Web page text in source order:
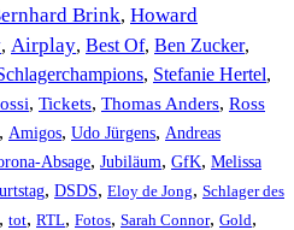
Brink, Howard
, Airplay, Best Of, Ben Zucker,
, Stefanie Hertel,
, Tickets, Thomas Anders, Ross
, Amigos, Udo Jürgens, Andreas
Absage, Jubiläum, GfK, Melissa
, DSDS, Eloy de Jong, Schlager des
, tot, RTL, Fotos, Sarah Connor, Gold,